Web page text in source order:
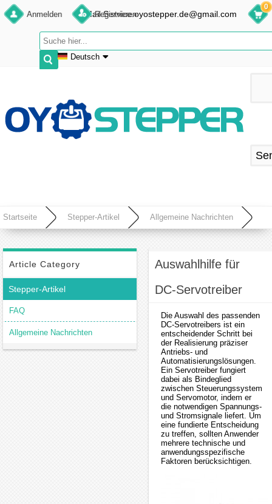
Anmelden Registrieren
Deutsch
Français
Español
E-Mail:Service.oyostepper.de@gmail.com
0
Startseite Stepper-Artikel Allgemeine Nachrichten
Article Category
Stepper-Artikel
FAQ
Allgemeine Nachrichten
Auswahlhilfe für
DC-Servotreiber
Die Auswahl des passenden
DC-Servotreibers ist ein
entscheidender Schritt bei
der Realisierung präziser
Antriebs- und
Automatisierungslösungen.
Ein Servotreiber fungiert
dabei als Bindeglied
zwischen Steuerungssystem
und Servomotor, indem er
die notwendigen Spannungs-
und Stromsignale liefert. Um
eine fundierte Entscheidung
zu treffen, sollten Anwender
mehrere technische und
anwendungsspezifische
Faktoren berücksichtigen.